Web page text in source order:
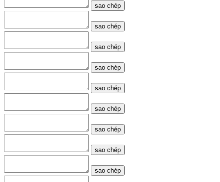
sao chép
sao chép
sao chép
sao chép
sao chép
sao chép
sao chép
sao chép
sao chép